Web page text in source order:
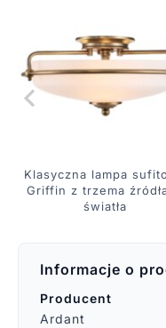
Klasyczna lampa
Griffin z trzema
światła
Informacje o
Producent
Ardant